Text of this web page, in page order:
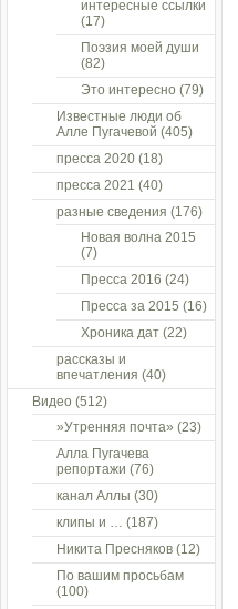
интересные ссылки
(17)
Поэзия моей души
(82)
Это интересно (79)
Известные люди об
Алле Пугачевой (405)
пресса 2020 (18)
пресса 2021 (40)
разные сведения (176)
Новая волна 2015
(7)
Пресса 2016 (24)
Пресса за 2015 (16)
Хроника дат (22)
рассказы и
впечатления (40)
Видео (512)
»Утренняя почта» (23)
Алла Пугачева
репортажи (76)
канал Аллы (30)
клипы и … (187)
Никита Пресняков (12)
По вашим просьбам
(100)